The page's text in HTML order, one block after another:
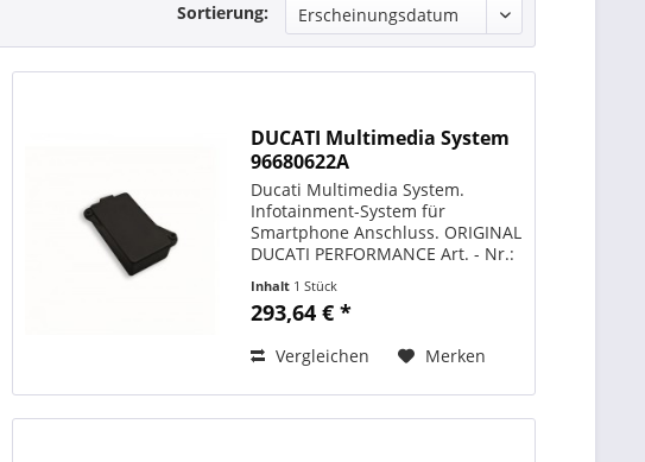
Sortierung:
DUCATI Multimedia System
96680622A
Ducati Multimedia System.
Infotainment-System für
Smartphone Anschluss. ORIGINAL
DUCATI PERFORMANCE Art. - Nr.:
2020, 2019, 2018, 2017 , Monster
1200 S 2021, 2020, 2019, 2018,
Inhalt 1 Stück
293,64 € *
Vergleichen Merken